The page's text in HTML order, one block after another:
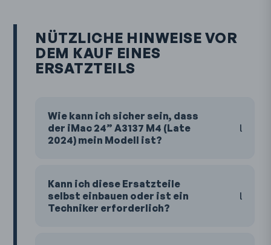
NÜTZLICHE HINWEISE VOR
DEM KAUF EINES
ERSATZTEILS
Wie kann ich sicher sein, dass
der iMac 24” A3137 M4 (Late
2024) mein Modell ist?
Kann ich diese Ersatzteile
selbst einbauen oder ist ein
Techniker erforderlich?